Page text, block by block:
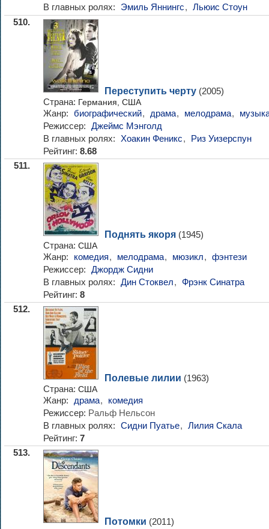
В главных ролях:
Эмиль Яннингс, Льюис Стоун
510.
Переступить черту (2005)
Страна: Германия, США
Жанр: биографический, драма, мелодрама,
Режиссер: Джеймс Мэнголд
В главных ролях: Хоакин Феникс,
Риз Уизерспун
Рейтинг: 8.68
511.
Поднять якоря (1945)
Страна: США
Жанр: комедия, мелодрама, мюзикл, фэнтези
Режиссер: Джордж Сидни
В главных ролях: Дин Стоквел, Фрэнк Синатра
Рейтинг: 8
512.
Полевые лилии (1963)
Страна: США
Жанр: драма,
комедия
Режиссер: Ральф Нельсон
В главных ролях: Сидни Пуатье, Лилия Скала
Рейтинг: 7
513.
Потомки (2011)